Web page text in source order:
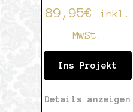
89,95€
inkl.
MwSt.
Ins Projekt
Details anzeigen